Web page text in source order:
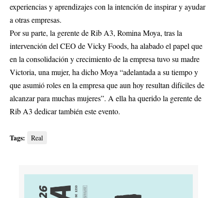
experiencias y aprendizajes con la intención de inspirar y ayudar
a otras empresas.
Por su parte, la gerente de Rib A3, Romina Moya, tras la
intervención del CEO de Vicky Foods, ha alabado el papel que
en la consolidación y crecimiento de la empresa tuvo su madre
Victoria, una mujer, ha dicho Moya “adelantada a su tiempo y
que asumió roles en la empresa que aun hoy resultan difíciles de
alcanzar para muchas mujeres”. A ella ha querido la gerente de
Rib A3 dedicar también este evento.
Tags: Real